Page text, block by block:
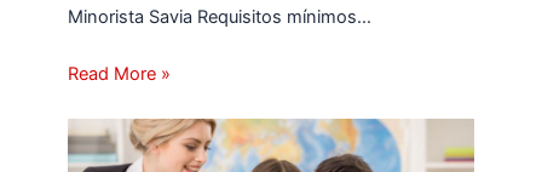
Minorista Savia Requisitos mínimos…
Read More »